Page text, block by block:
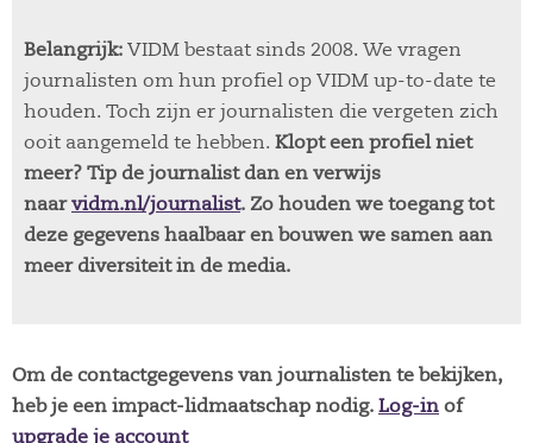
Belangrijk: VIDM bestaat sinds 2008. We vragen
journalisten om hun profiel op VIDM up-to-date te
houden. Toch zijn er journalisten die vergeten zich
ooit aangemeld te hebben. Klopt een profiel niet
meer? Tip de journalist dan en verwijs
naarvidm.nl/journalist. Zo houden we toegang tot
deze gegevens haalbaar en bouwen we samen aan
meer diversiteit in de media.
Om de contactgegevens van journalisten te bekijken,
heb je een impact-lidmaatschap nodig. Log-in of
upgrade je account